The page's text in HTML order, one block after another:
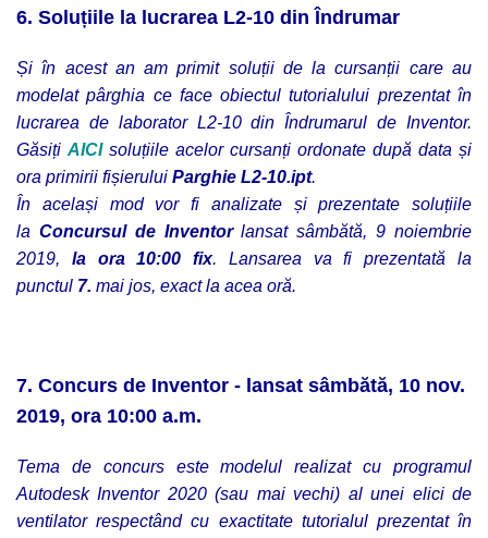
6. Soluțiile la lucrarea L2-10 din Îndrumar
Și în acest an am primit soluții de la cursanții care au
modelat pârghia ce face obiectul tutorialului prezentat în
lucrarea de laborator L2-10 din Îndrumarul de Inventor.
Găsiți AICI soluțiile acelor cursanți ordonate după data și
ora primirii fișierului Parghie L2-10.ipt.
În același mod vor fi analizate și prezentate soluțiile
la Concursul de Inventor lansat sâmbătă, 9 noiembrie
2019,
la ora 10:00 fix. Lansarea va fi prezentată la
punctul 7. mai jos, exact la acea oră.
7. Concurs de Inventor - lansat sâmbătă, 10 nov.
2019, ora 10:00 a.m.
Tema de concurs este modelul realizat cu programul
Autodesk Inventor 2020 (sau mai vechi) al unei elici de
ventilator respectând cu exactitate tutorialul prezentat în